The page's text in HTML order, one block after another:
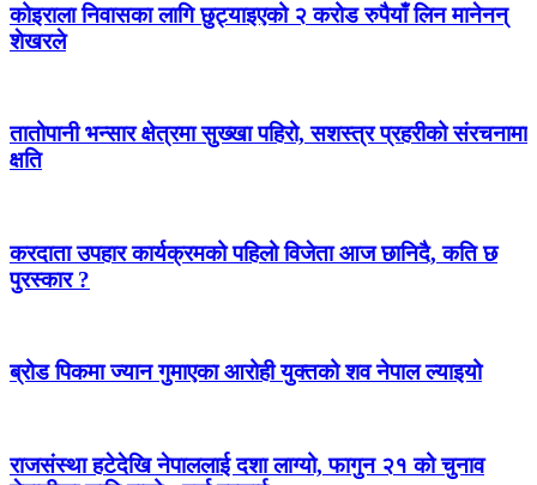
कोइराला निवासका लागि छुट्याइएको २ करोड रुपैयाँ लिन मानेनन्
शेखरले
तातोपानी भन्सार क्षेत्रमा सुख्खा पहिरो, सशस्त्र प्रहरीको संरचनामा
क्षति
करदाता उपहार कार्यक्रमको पहिलो विजेता आज छानिदै, कति छ
पुरस्कार ?
ब्रोड पिकमा ज्यान गुमाएका आरोही युक्तको शव नेपाल ल्याइयो
राजसंस्था हटेदेखि नेपाललाई दशा लाग्यो, फागुन २१ को चुनाव